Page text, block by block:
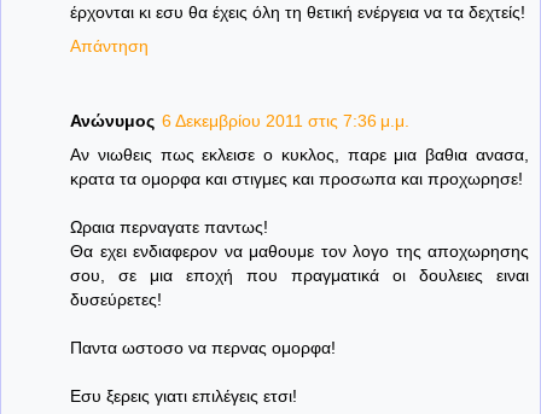
έρχονται κι εσυ θα έχεις όλη τη θετική ενέργεια να τα δεχτείς!
Απάντηση
Ανώνυμος 6 Δεκεμβρίου 2011 στις 7:36 μ.μ.
Αν νιωθεις πως εκλεισε ο κυκλος, παρε μια βαθια ανασα,
κρατα τα ομορφα και στιγμες και προσωπα και προχωρησε!
Ωραια περναγατε παντως!
Θα εχει ενδιαφερον να μαθουμε τον λογο της αποχωρησης
σου, σε μια εποχή που πραγματικά οι δουλειες ειναι
δυσεύρετες!
Παντα ωστοσο να περνας ομορφα!
Εσυ ξερεις γιατι επιλέγεις ετσι!